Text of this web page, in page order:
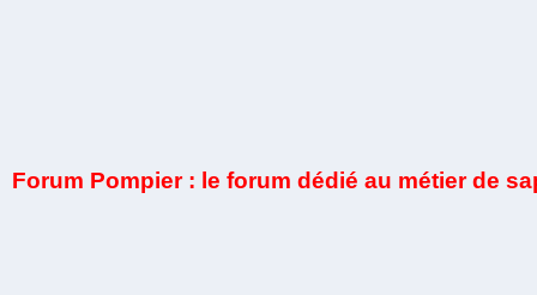
Forum Pompier : le forum dédié au métier de